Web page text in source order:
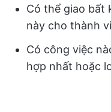
Có thể giao bất
này cho thành
Có công việc
hợp nhất hoặc